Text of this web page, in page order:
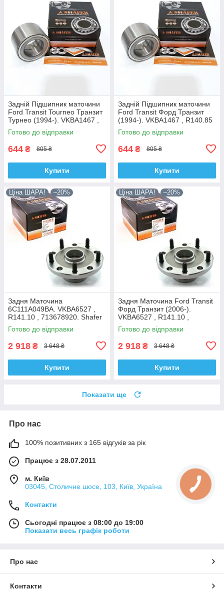
Задній Підшипник маточини
Ford Transit Tourneo Транзит
Турнео (1994-). VKBA1467 ,
R140.85 , 713678610. Shafer
Австрія
Готово до відправки
644 ₴ 805 ₴
Купити
Задній Підшипник маточини
Ford Transit Форд Транзит
(1994-). VKBA1467 , R140.85
, 713678610. Shafer Австрія
Готово до відправки
644 ₴ 805 ₴
Купити
Ціна ШАРА! –20%
Задня Маточина
6C111A049BA. VKBA6527 ,
R141.10 , 713678920. Shafer
Австрія
Готово до відправки
2 918 ₴ 3 648 ₴
Купити
Ціна ШАРА! –20%
Задня Маточина Ford Transit
Форд Транзит (2006-).
VKBA6527 , R141.10 ,
713678920. Shafer Австрія
Готово до відправки
2 918 ₴ 3 648 ₴
Купити
Показати ще
Про нас
100% позитивних з 165 відгуків за рік
Працює з 28.07.2011
м. Київ
03045, Столичне шосе, 103, Київ, Україна
Контакти
Сьогодні працює з 08:00 до 19:00
Показати весь графік роботи
Про нас
Контакти